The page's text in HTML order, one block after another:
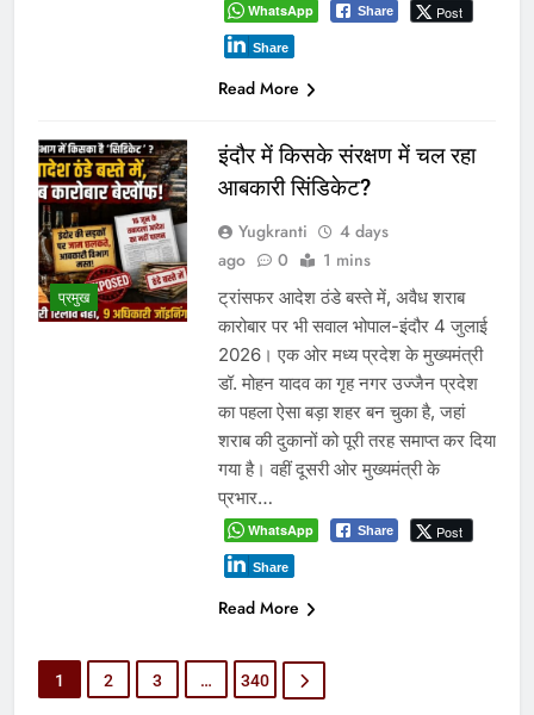
WhatsApp Share Post
Share
Read More
प्रमुख
इंदौर में किसके संरक्षण में चल रहा
आबकारी सिंडिकेट?
Yugkranti
4 days
ago
0 1 mins
ट्रांसफर आदेश ठंडे बस्ते में, अवैध शराब
कारोबार पर भी सवाल भोपाल-इंदौर 4 जुलाई
2026। एक ओर मध्य प्रदेश के मुख्यमंत्री
डॉ. मोहन यादव का गृह नगर उज्जैन प्रदेश
का पहला ऐसा बड़ा शहर बन चुका है, जहां
शराब की दुकानों को पूरी तरह समाप्त कर दिया
गया है। वहीं दूसरी ओर मुख्यमंत्री के
प्रभार…
WhatsApp Share Post
Share
Read More
1 2 3 … 340